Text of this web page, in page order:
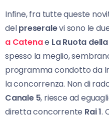
Infine, fra tutte queste
delpreseralevi sono le
a Catenae La Ruota
spesso la meglio,
programma condotto da
la concorrenza. Non di
Canale 5, riesce ad
diretta concorrente Rai 1.